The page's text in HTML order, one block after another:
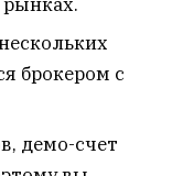
брокером с
демо-счет